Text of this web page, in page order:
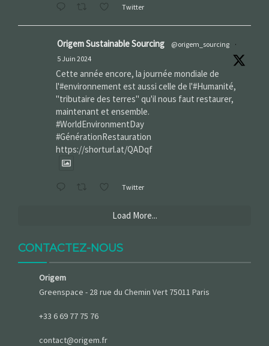
Twitter
Origem Sustainable Sourcing @origem_sourcing
·
5 Juin 2024
Cette année encore, la journée mondiale de
l'#environnement est aussi celle de l'#Humanité,
"tributaire des terres" qu'il nous faut restaurer,
maintenant et ensemble.
#WorldEnvironmentDay‌
#GénérationRestauration
https://shorturl.at/QADqf
Twitter
Load More...
CONTACTEZ-NOUS
Origem
Greenspace - 28 rue du Chemin Vert 75011 Paris
+33 6 69 77 75 76
contact@origem.fr